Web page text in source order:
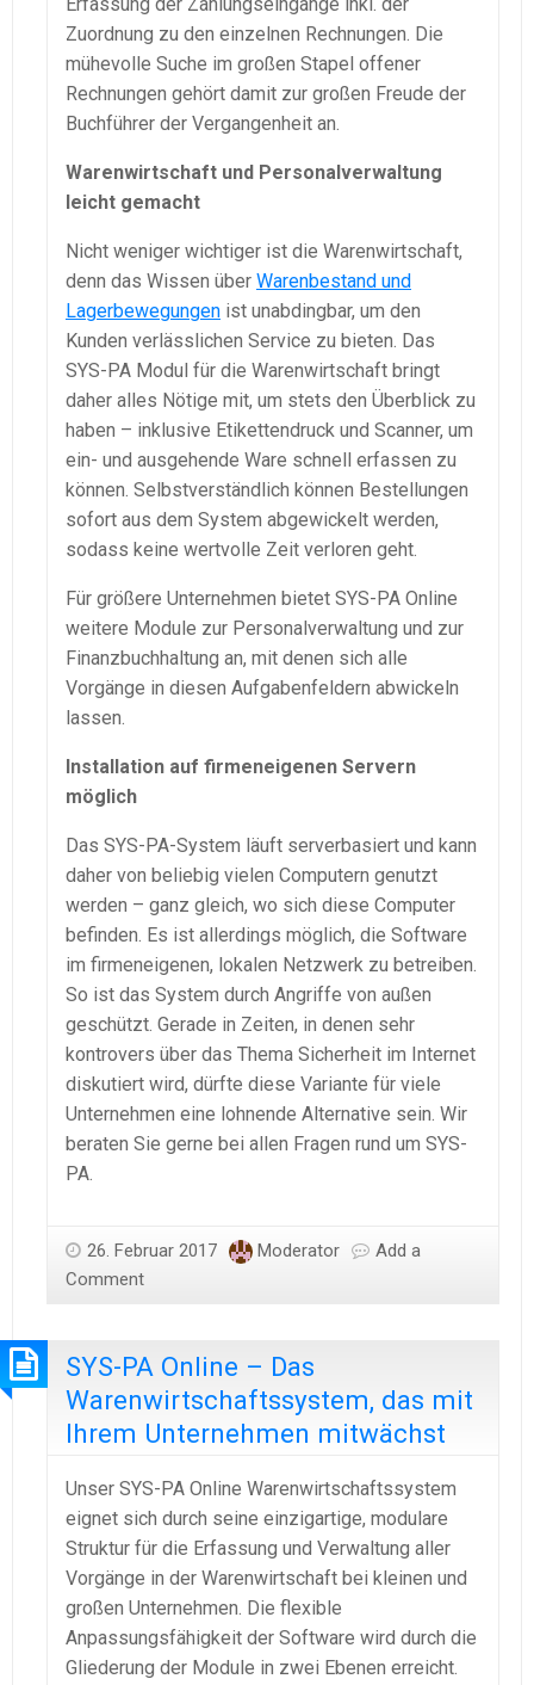
Zuordnung zu den einzelnen Rechnungen. Die
mühevolle Suche im großen Stapel offener
Rechnungen gehört damit zur großen Freude der
Buchführer der Vergangenheit an.
Warenwirtschaft und Personalverwaltung
leicht gemacht
Nicht weniger wichtiger ist die Warenwirtschaft,
denn das Wissen über Warenbestand und
Lagerbewegungen ist unabdingbar, um den
Kunden verlässlichen Service zu bieten. Das
SYS-PA Modul für die Warenwirtschaft bringt
daher alles Nötige mit, um stets den Überblick zu
haben – inklusive Etikettendruck und Scanner, um
ein- und ausgehende Ware schnell erfassen zu
können. Selbstverständlich können Bestellungen
sofort aus dem System abgewickelt werden,
sodass keine wertvolle Zeit verloren geht.
Für größere Unternehmen bietet SYS-PA Online
weitere Module zur Personalverwaltung und zur
Finanzbuchhaltung an, mit denen sich alle
Vorgänge in diesen Aufgabenfeldern abwickeln
lassen.
Installation auf firmeneigenen Servern
möglich
Das SYS-PA-System läuft serverbasiert und kann
daher von beliebig vielen Computern genutzt
werden – ganz gleich, wo sich diese Computer
befinden. Es ist allerdings möglich, die Software
im firmeneigenen, lokalen Netzwerk zu betreiben.
So ist das System durch Angriffe von außen
geschützt. Gerade in Zeiten, in denen sehr
kontrovers über das Thema Sicherheit im Internet
diskutiert wird, dürfte diese Variante für viele
Unternehmen eine lohnende Alternative sein. Wir
beraten Sie gerne bei allen Fragen rund um SYS-
PA.
26. Februar 2017 Moderator
Add a
Comment
SYS-PA Online – Das
Warenwirtschaftssystem, das mit
Ihrem Unternehmen mitwächst
Unser SYS-PA Online Warenwirtschaftssystem
eignet sich durch seine einzigartige, modulare
Struktur für die Erfassung und Verwaltung aller
Vorgänge in der Warenwirtschaft bei kleinen und
großen Unternehmen. Die flexible
Anpassungsfähigkeit der Software wird durch die
Gliederung der Module in zwei Ebenen erreicht.